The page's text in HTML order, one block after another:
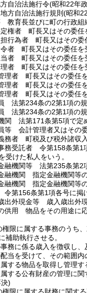
自治法施行令(昭和22年
方自治法施行規則 (昭和
教育長並びに町の行政組
権者 町長又はその委任
行為者 町長又はその委
者 町長又はその委任を
者 町長又はその委任を
者 町長又はその委任を
理者 町長又はその委任
理者 町長又はその委任
理者 町長又はその委任
法第234条の2第1項の規
法第234条の2第1項の規
関 法第171条第5項で定
等 会計管理者又はその
務者 町税及び税外諸収
務受託者 令第158条第1
受けた私人をいう。
融機関等 法第235条第2
融機関 指定金融機関等
融機関 指定金融機関等
第156条第1項各号に掲
出外現金等 歳入歳出外
供用 物品をその用途に
権限に属する事務のうち
補助執行させる。
務に係る歳入を徴収し、
当を受けて、その範囲内
する物品を取得し管理す
する公有財産の管理に関
)